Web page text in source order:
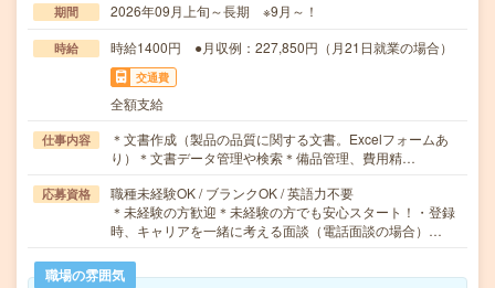
期間 2026年09月上旬～長期 ※9月～！
時給 時給1400円 ●月収例：227,850円（月21日就業の場合）
交通費
全額支給
仕事内容
＊文書作成（製品の品質に関する文書。Excelフォームあ
り）＊文書データ管理や検索＊備品管理、費用精…
応募資格
職種未経験OK / ブランクOK / 英語力不要
＊未経験の方歓迎＊未経験の方でも安心スタート！・登録
時、キャリアを一緒に考える面談（電話面談の場合）…
職場の雰囲気